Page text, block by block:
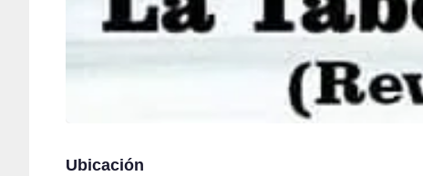
Ubicación